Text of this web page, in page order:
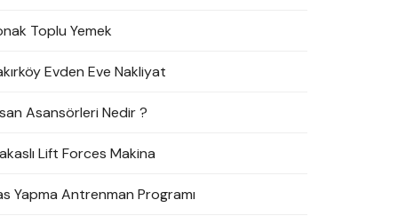
Toplu Yemek
Evden Eve Nakliyat
Asansörleri Nedir ?
Lift Forces Makina
Yapma Antrenman Programı